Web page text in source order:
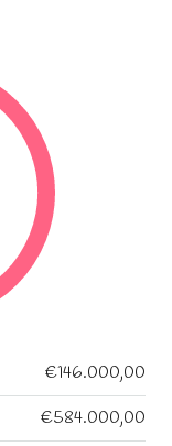
€146.000,00
€584.000,00